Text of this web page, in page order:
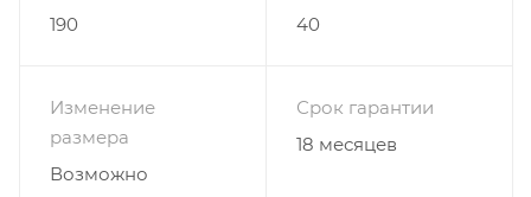
190
40
Изменение
размера
Возможно
Срок гарантии
18 месяцев